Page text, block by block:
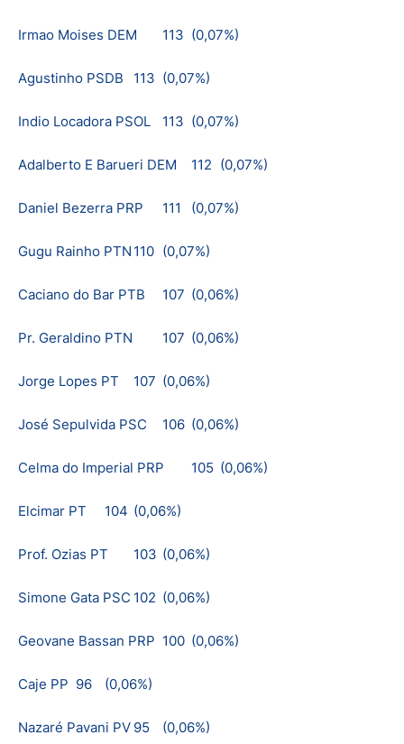
Irmao Moises DEM 113 (0,07%)
Agustinho PSDB 113 (0,07%)
Indio Locadora PSOL 113 (0,07%)
Adalberto E Barueri DEM 112 (0,07%)
Daniel Bezerra PRP 111 (0,07%)
Gugu Rainho PTN 110 (0,07%)
Caciano do Bar PTB 107 (0,06%)
Pr. Geraldino PTN 107 (0,06%)
Jorge Lopes PT 107 (0,06%)
José Sepulvida PSC 106 (0,06%)
Celma do Imperial PRP 105 (0,06%)
Elcimar PT 104 (0,06%)
Prof. Ozias PT 103 (0,06%)
Simone Gata PSC 102 (0,06%)
Geovane Bassan PRP 100 (0,06%)
Caje PP 96 (0,06%)
Nazaré Pavani PV 95 (0,06%)